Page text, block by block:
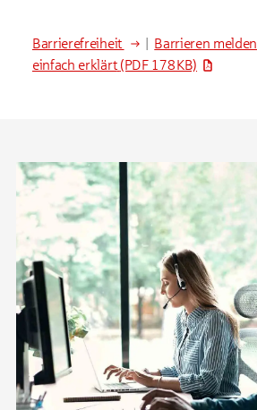
Barrierefreiheit Barrieren melden
einfach erklärt (PDF 178 KB)